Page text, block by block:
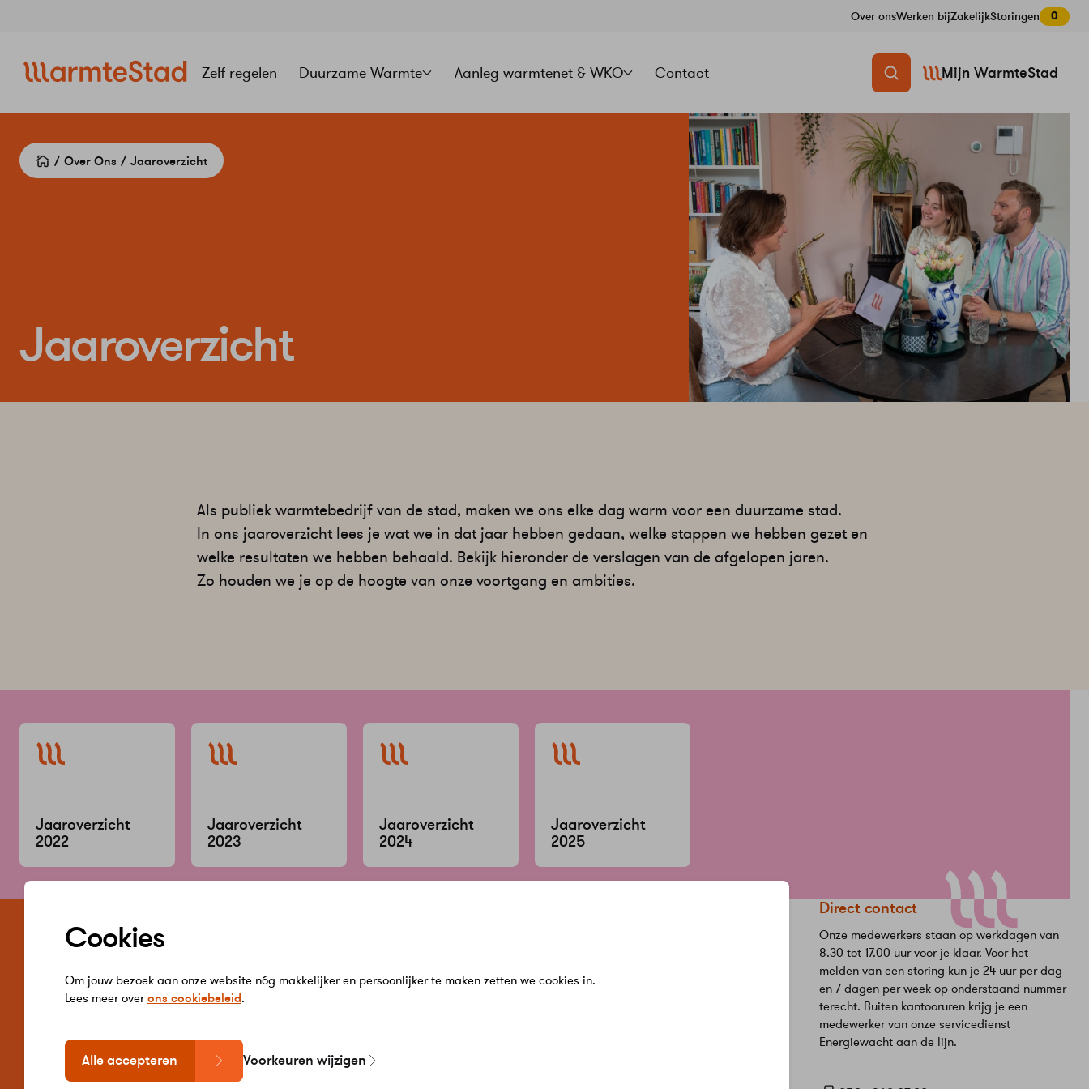
Cookies
Om jouw bezoek aan onze website nóg makkelijker en persoonlijker te maken zetten we cookies in.
Lees meer overons cookiebeleid.
Alle accepteren Voorkeuren wijzigen
Over onsWerken bijZakelijkStoringen 0
Zelf regelen Duurzame Warmte Aanleg warmtenet & WKO Contact Mijn WarmteStad
Over Ons Jaaroverzicht
Jaaroverzicht
Als publiek warmtebedrijf van de stad, maken we ons elke dag warm voor een duurzame stad.
In ons jaaroverzicht lees je wat we in dat jaar hebben gedaan, welke stappen we hebben gezet en
welke resultaten we hebben behaald. Bekijk hieronder de verslagen van de afgelopen jaren.
Zo houden we je op de hoogte van onze voortgang en ambities.
snel
naar
Jaaroverzicht
2022
Jaaroverzicht
2023
Jaaroverzicht
2024
Jaaroverzicht
2025
Gegevens wijzigen
Contact
Direct contact
Onze medewerkers staan op werkdagen van
8.30 tot 17.00 uur voor je klaar. Voor het
melden van een storing kun je 24 uur per dag
en 7 dagen per week op onderstaand nummer
terecht. Buiten kantooruren krijg je een
medewerker van onze servicedienst
Energiewacht aan de lijn.